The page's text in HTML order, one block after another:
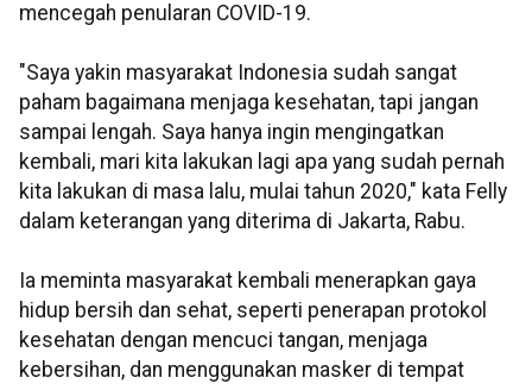
mencegah penularan COVID-19.
"Saya yakin masyarakat Indonesia sudah sangat
paham bagaimana menjaga kesehatan, tapi jangan
sampai lengah. Saya hanya ingin mengingatkan
kembali, mari kita lakukan lagi apa yang sudah pernah
kita lakukan di masa lalu, mulai tahun 2020," kata Felly
dalam keterangan yang diterima di Jakarta, Rabu.
Ia meminta masyarakat kembali menerapkan gaya
hidup bersih dan sehat, seperti penerapan protokol
kesehatan dengan mencuci tangan, menjaga
kebersihan, dan menggunakan masker di tempat